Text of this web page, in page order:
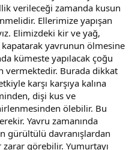
verileceği zamanda kusun
Ellerimize yapışan
Elimizdeki kir ve yağ,
yavrunun ölmesine
kümeste yapılacak çoğu
vermektedir. Burada dikkat
karşı karşıya kalına
dişi kus ve
ölebilir. Bu
Yavru zamanında
gürültülü davranışlardan
görebilir. Yumurtayı